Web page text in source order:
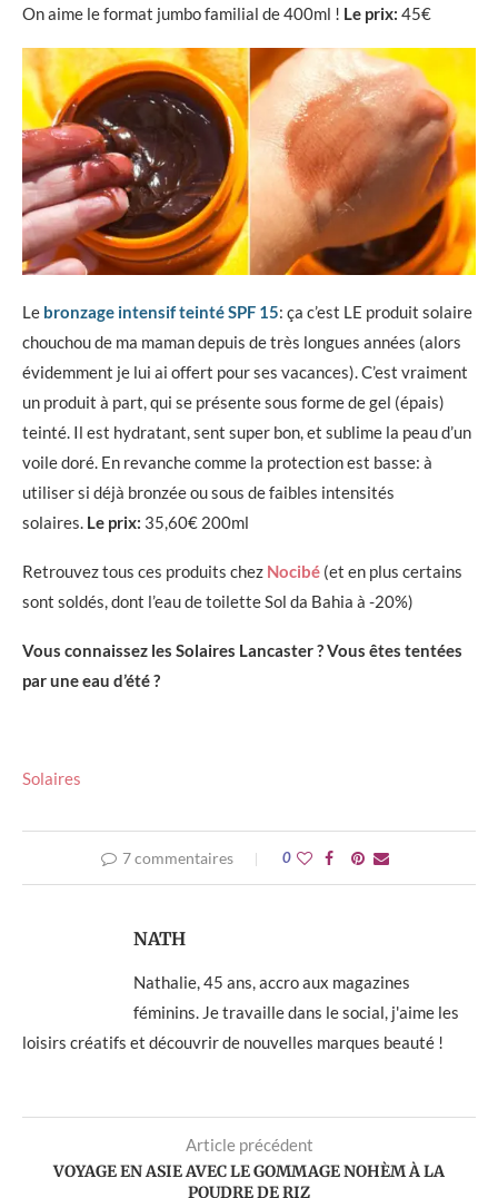
On aime le format jumbo familial de 400ml ! Le prix: 45€
Le bronzage intensif teinté SPF 15: ça c’est LE produit solaire
chouchou de ma maman depuis de très longues années (alors
évidemment je lui ai offert pour ses vacances). C’est vraiment
un produit à part, qui se présente sous forme de gel (épais)
teinté. Il est hydratant, sent super bon, et sublime la peau d’un
voile doré. En revanche comme la protection est basse: à
utiliser si déjà bronzée ou sous de faibles intensités
solaires. Le prix: 35,60€ 200ml
Retrouvez tous ces produits chez Nocibé (et en plus certains
sont soldés, dont l’eau de toilette Sol da Bahia à -20%)
Vous connaissez les Solaires Lancaster ? Vous êtes tentées
par une eau d’été ?
Solaires
7 commentaires 0
NATH
Nathalie, 45 ans, accro aux magazines
féminins. Je travaille dans le social, j'aime les
loisirs créatifs et découvrir de nouvelles marques beauté !
Article précédent
VOYAGE EN ASIE AVEC LE GOMMAGE NOHÈM À LA
POUDRE DE RIZ